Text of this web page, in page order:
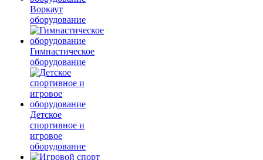
Воркаут
оборудование
Гимнастическое
оборудование
Детское
спортивное и
игровое
оборудование